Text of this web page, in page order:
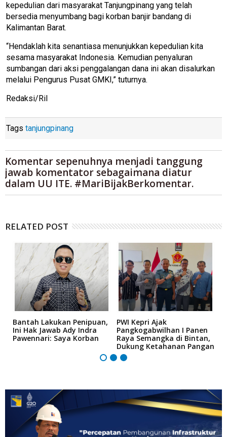
kepedulian dari masyarakat Tanjungpinang yang telah
bersedia menyumbang bagi korban banjir bandang di
Kalimantan Barat.
“Hendaklah kita senantiasa menunjukkan kepedulian kita
sesama masyarakat Indonesia. Kemudian penyaluran
sumbangan dari aksi penggalangan dana ini akan disalurkan
melalui Pengurus Pusat GMKI,” tuturnya.
Redaksi/Ril
Tags tanjungpinang
Komentar sepenuhnya menjadi tanggung
jawab komentator sebagaimana diatur
dalam UU ITE. #MariBijakBerkomentar.
RELATED POST
Bantah Lakukan Penipuan,
Ini Hak Jawab Ady Indra
Pawennari: Saya Korban
PWI Kepri Ajak
Pangkogabwilhan I Panen
Raya Semangka di Bintan,
Dukung Ketahanan Pangan